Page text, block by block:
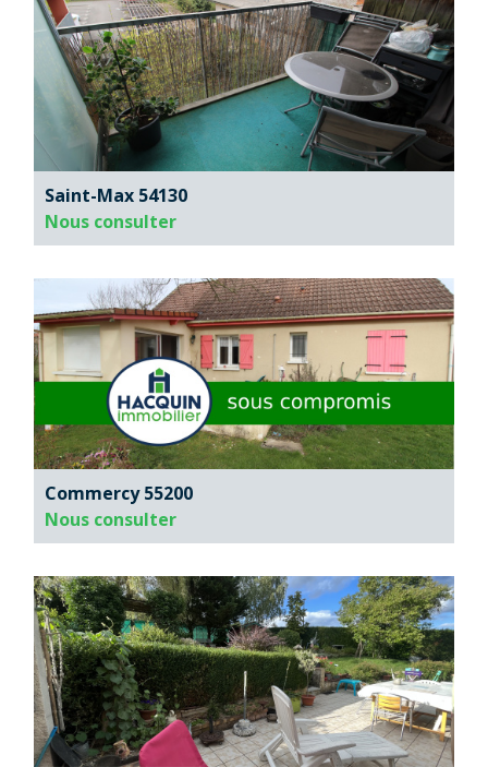
Saint-Max 54130
Nous consulter
Commercy 55200
Nous consulter